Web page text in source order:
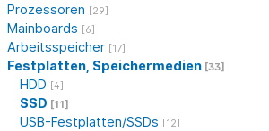
Prozessoren [29]
Mainboards [6]
Arbeitsspeicher [17]
Festplatten, Speichermedien [33]
HDD [4]
SSD [11]
USB-Festplatten/SSDs [12]